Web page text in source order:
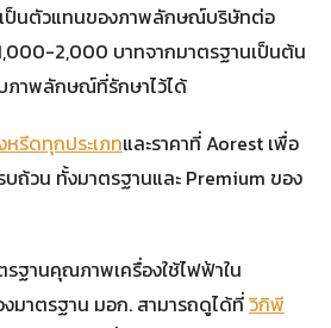
เป็นตัวแทนของภาพลักษณ์บริษัทต่อ
2,000 บาทจากมาตรฐานเป็นต้น
ภาพลักษณ์ที่รักษาไว้ได้
หรีดทุกประเภทและราคาที่ Aorest เพื่อ
ถ้วน ทั้งมาตรฐานและ Premium ของ
ฐานคุณภาพเครื่องใช้ไฟฟ้าใน
งมาตรฐาน มอก. สามารถดูได้ที่วิกิพี